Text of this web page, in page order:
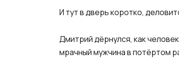
И тут в дверь коротко,
Дмитрий дёрнулся, как
мрачный мужчина в потёртом